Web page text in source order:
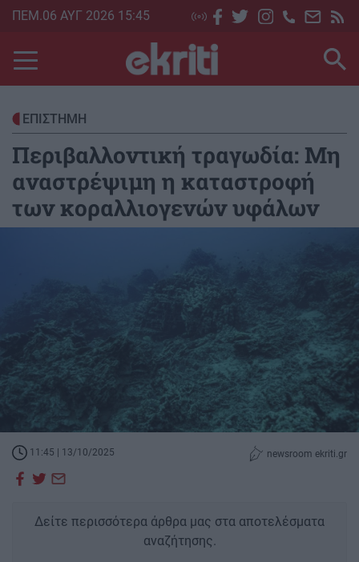
Skip
main
content
ΠΕΜ.06 ΑΥΓ 2026 15:45
ΕΠΙΣΤΗΜΗ
Περιβαλλοντική τραγωδία: Μη
αναστρέψιμη η καταστροφή
των κοραλλιογενών υφάλων
11:45 | 13/10/2025 newsroom ekriti.gr
Δείτε περισσότερα άρθρα μας στα αποτελέσματα
αναζήτησης.